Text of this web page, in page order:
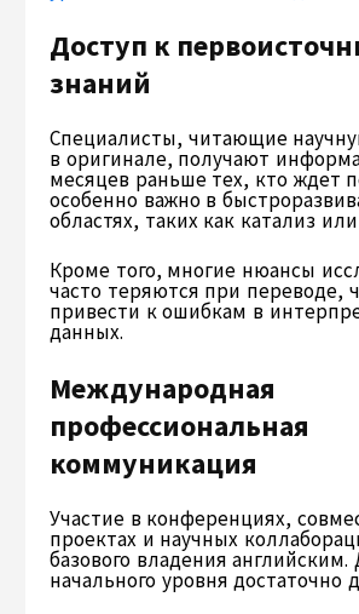
Доступ к
знаний
Специалисты, читающие
в оригинале, получают
месяцев раньше тех, кто ждет
особенно важно в
областях, таких как катализ
Кроме того, многие нюансы
часто теряются при переводе,
привести к ошибкам в
данных.
Международная
профессиональная
коммуникация
Участие в конференциях,
проектах и научных
базового владения английским.
начального уровня достаточно